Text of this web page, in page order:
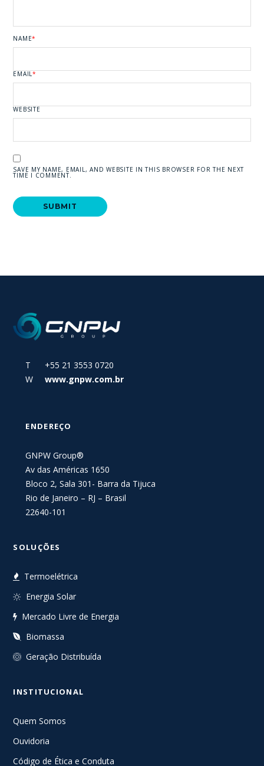
NAME*
EMAIL*
WEBSITE
SAVE MY NAME, EMAIL, AND WEBSITE IN THIS BROWSER FOR THE NEXT
TIME I COMMENT.
T +55 21 3553 0720
W
www.gnpw.com.br
ENDEREÇO
GNPW Group®
Av das Américas 1650
Bloco 2, Sala 301- Barra da Tijuca
Rio de Janeiro – RJ – Brasil
22640-101
SOLUÇÕES
Termoelétrica
Energia Solar
Mercado Livre de Energia
Biomassa
Geração Distribuída
INSTITUCIONAL
Quem Somos
Ouvidoria
Código de Ética e Conduta